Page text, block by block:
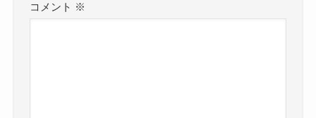
コメント ※